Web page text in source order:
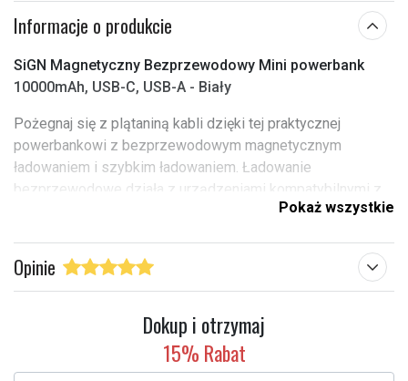
Informacje o produkcie
SiGN Magnetyczny Bezprzewodowy Mini powerbank
10000mAh, USB-C, USB-A - Biały
Pożegnaj się z plątaniną kabli dzięki tej praktycznej
powerbankowi z bezprzewodowym magnetycznym
ładowaniem i szybkim ładowaniem. Ładowanie
bezprzewodowe działa z urządzeniami kompatybilnymi z
Cechy:
Typ
Kompatybilny z MagSafe: Tak
: 10.000mAh / 3,85V
Effekt: 20W (max)
Pokaż wszystkie
Opinie
Dokup i otrzymaj
15% Rabat